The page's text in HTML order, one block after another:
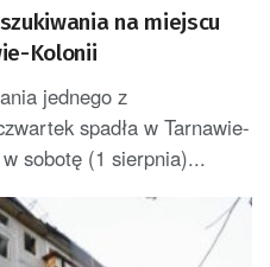
na miejscu
Kolonii
jednego z
spadła w Tarnawie-
sobotę (1 sierpnia)...